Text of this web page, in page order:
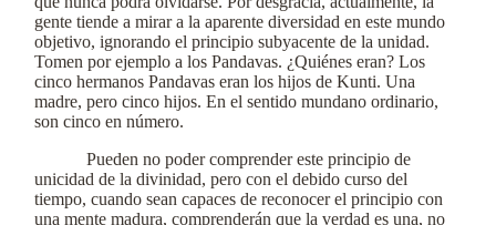
gente tiende a mirar a la aparente diversidad en este mundo
objetivo, ignorando el principio subyacente de la unidad.
Tomen por ejemplo a los Pandavas. ¿Quiénes eran? Los
cinco hermanos Pandavas eran los hijos de Kunti. Una
madre, pero cinco hijos. En el sentido mundano ordinario,
son cinco en número.
Pueden no poder comprender este principio de
unicidad de la divinidad, pero con el debido curso del
tiempo, cuando sean capaces de reconocer el principio con
una mente madura, comprenderán que la verdad es una, no